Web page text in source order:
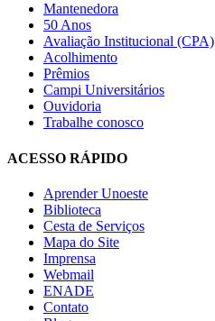
Mantenedora
50 Anos
Avaliação Institucional (CPA)
Acolhimento
Prêmios
Campi Universitários
Ouvidoria
Trabalhe conosco
ACESSO RÁPIDO
Aprender Unoeste
Biblioteca
Cesta de Serviços
Mapa do Site
Imprensa
Webmail
ENADE
Contato